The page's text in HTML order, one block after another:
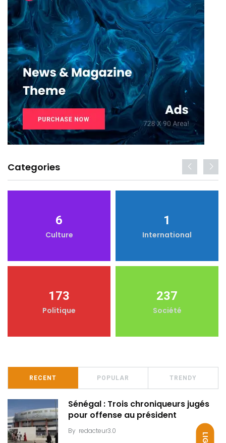
Categories
6
Culture
1
International
173
Politique
237
Société
RECENT POPULAR TRENDY
Sénégal : Trois chroniqueurs jugés
pour offense au président
By redacteur3.0